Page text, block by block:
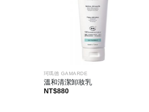
珂瑪德 GAMARDE
溫和清潔卸妝乳
NT$880